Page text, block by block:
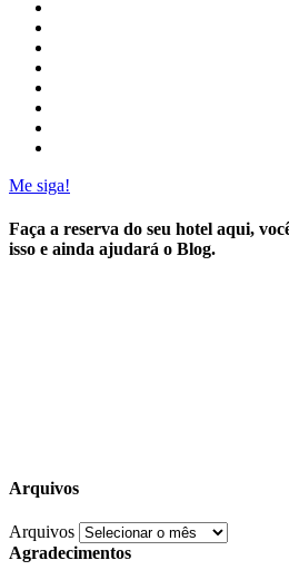
Me siga!
Faça a reserva do seu hotel aqui,
isso e ainda ajudará o Blog.
Arquivos
Arquivos
Agradecimentos